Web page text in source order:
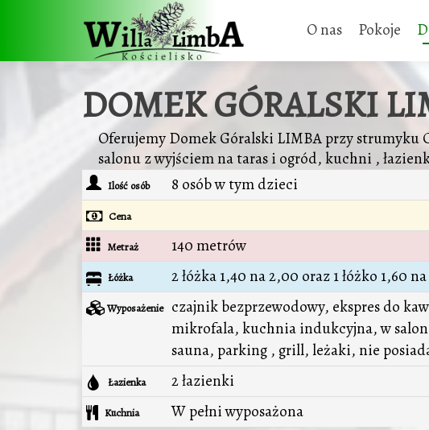
O nas Pokoje
DOMEK GÓRALSKI
Oferujemy Domek Góralski LIMBA przy strumyku
salonu z wyjściem na taras i ogród, kuchni ,
Ilość osób 8 osób w tym dzieci
Cena
Metraż 140 metrów
Łóżka 2 łóżka 1,40 na 2,00 oraz 1 łóżko 1,60
Wyposażenie
czajnik bezprzewodowy, ekspres do
mikrofala, kuchnia indukcyjna, w
sauna, parking , grill, leżaki, nie
Łazienka 2 łazienki
Kuchnia
W pełni wyposażona